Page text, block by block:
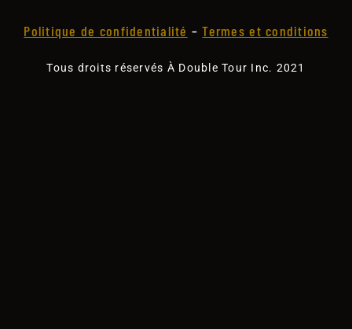
Politique de confidentialité –Termes et conditions
Tous droits réservés À Double Tour Inc. 2021